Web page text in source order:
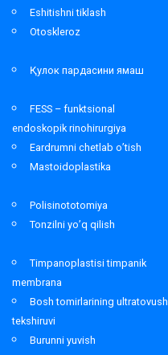
Eshitishni tiklash
Otoskleroz
Қулок пардасини ямаш
FESS – funktsional
endoskopik rinohirurgiya
Eardrumni chetlab o’tish
Mastoidoplastika
Polisinototomiya
Tonzilni yo’q qilish
Timpanoplastisi timpanik
membrana
Bosh tomirlarining ultratovush
tekshiruvi
Burunni yuvish